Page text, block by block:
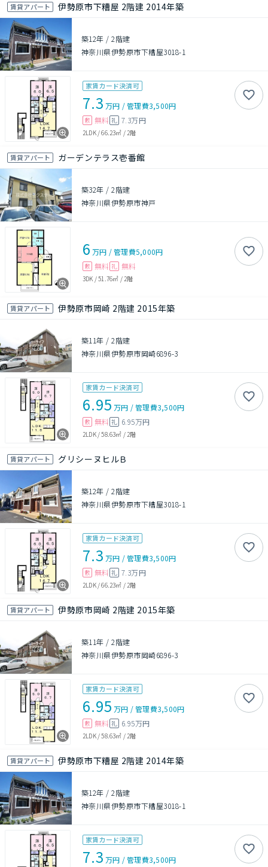
賃貸アパート 伊勢原市下糟屋 2階建 2014年築
築12年 /2階建
神奈川県伊勢原市下糟屋3018-1
家賃カード決済可
7.3 万円 /管理費3,500円
敷 無料 礼 7.3万円
2LDK/66.23㎡ /2階
賃貸アパート ガーデンテラス壱番館
築32年 /2階建
神奈川県伊勢原市神戸
6 万円 /管理費5,000円
敷 無料 礼 無料
3DK /51.76㎡ / 2階
賃貸アパート 伊勢原市岡崎 2階建 2015年築
築11年 /2階建
神奈川県伊勢原市岡崎6896-3
家賃カード決済可
6.95 万円 /管理費3,500円
敷 無料 礼 6.95万円
2LDK/58.63㎡ /2階
賃貸アパート グリシーヌヒルＢ
築12年 /2階建
神奈川県伊勢原市下糟屋3018-1
家賃カード決済可
7.3 万円 /管理費3,500円
敷 無料 礼 7.3万円
2LDK/66.23㎡ /2階
賃貸アパート 伊勢原市岡崎 2階建 2015年築
築11年 /2階建
神奈川県伊勢原市岡崎6896-3
家賃カード決済可
6.95 万円 /管理費3,500円
敷 無料 礼 6.95万円
2LDK/58.63㎡ /2階
賃貸アパート 伊勢原市下糟屋 2階建 2014年築
築12年 /2階建
神奈川県伊勢原市下糟屋3018-1
家賃カード決済可
7.3 万円 /管理費3,500円